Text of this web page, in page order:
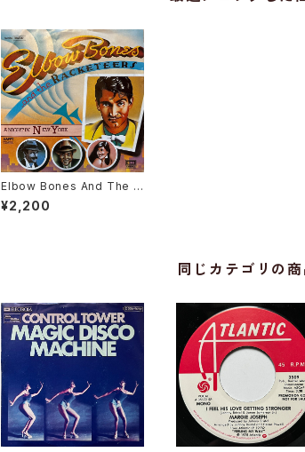
Elbow Bones And The R
acketeers / A Night In N
ew York
¥2,200
同じカテゴリの商